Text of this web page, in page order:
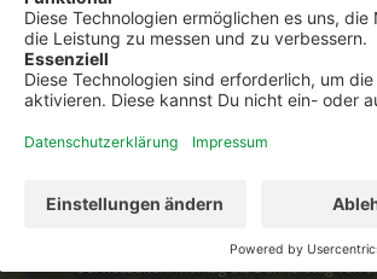
Du hast Fragen zu top
Dann ruf uns an. Wir
02501 801 44 84
Servicezeiten: Montag bis Donnerstag von